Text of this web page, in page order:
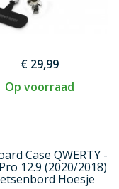
€ 29,99
Op voorraad
Case QWERTY -
12.9 (2020/2018)
Hoesje